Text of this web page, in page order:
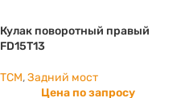
Кулак поворотный правый
FD15T13
TCM,Задний мост
Цена по запросу